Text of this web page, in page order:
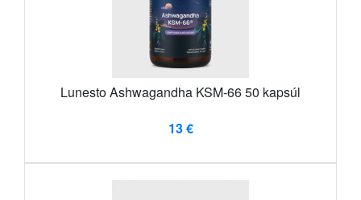
Lunesto Ashwagandha KSM-66 50 kapsúl
13 €